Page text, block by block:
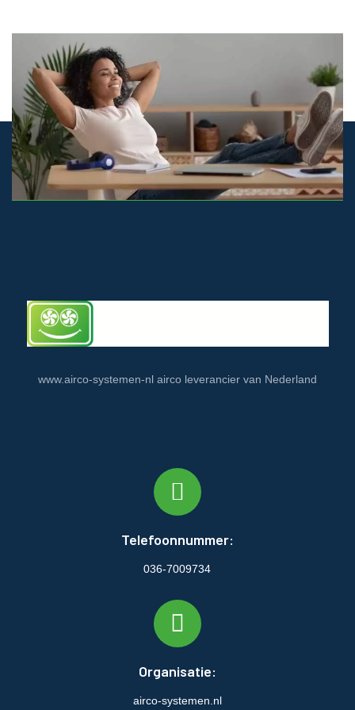
© airco-systemen.nl alle rechten voorbehouden
www.airco-systemen-nl airco leverancier van Nederland
Telefoonnummer:
036-7009734
Organisatie:
airco-systemen.nl